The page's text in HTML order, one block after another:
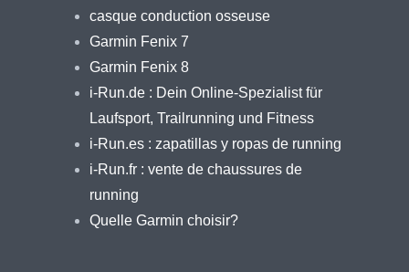
casque conduction osseuse
Garmin Fenix 7
Garmin Fenix 8
i-Run.de : Dein Online-Spezialist für
Laufsport, Trailrunning und Fitness
i-Run.es : zapatillas y ropas de running
i-Run.fr : vente de chaussures de
running
Quelle Garmin choisir?